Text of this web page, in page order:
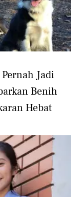
Jadi
Benih
Hebat